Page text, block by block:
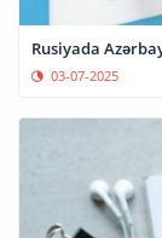
Rusiyada
03-07-2025